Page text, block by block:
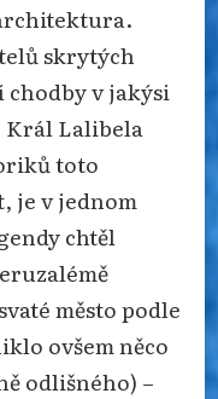
skrytých
v jakýsi
Lalibela
toto
je v jednom
chtěl
město podle
ovšem něco
odlišného) –